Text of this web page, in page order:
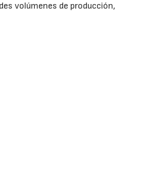
volúmenes de producción,